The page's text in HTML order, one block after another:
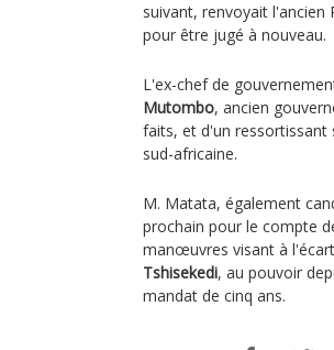
suivant, renvoyait
pour être jugé à nouveau.
L'ex-chef de
Mutombo, ancien
faits, et d'un ressortissant
sud-africaine.
M. Matata, également
prochain pour le compte
manœuvres visant à
Tshisekedi, au pouvoir
mandat de cinq ans.